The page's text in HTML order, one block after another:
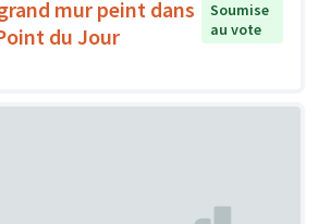
mur peint dans
du Jour
Soumise
au vote